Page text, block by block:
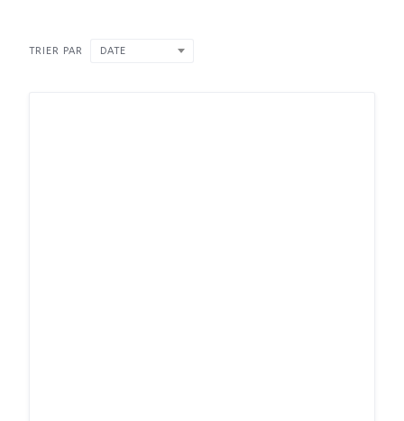
TRIER PAR DATE